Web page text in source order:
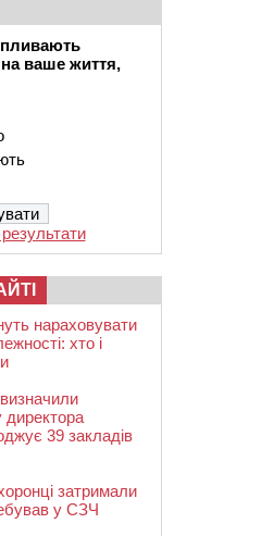
ваше життя,
нараховувати
хто і
директора
39 закладів
затримали
у СЗЧ